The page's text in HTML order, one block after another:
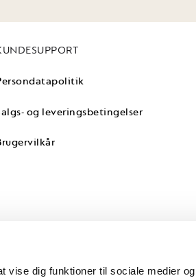
vise dig funktioner til sociale medier og
og leveringsbetingelser